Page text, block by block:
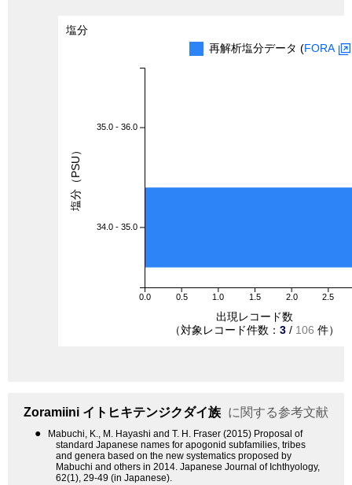
塩分
再解析塩分データ (FORA
0.0 0.5 1.0 1.5 2.0 2.5
35.0 - 36.0
34.0 - 35.0
出現レコード数
（対象レコード件数： 3 / 106 件）
塩分（PSU）
Zoramiini イトヒキテンジクダイ族 に関する参考文献
●
Mabuchi, K., M. Hayashi and T. H. Fraser (2015) Proposal of
standard Japanese names for apogonid subfamilies, tribes
and genera based on the new systematics proposed by
Mabuchi and others in 2014. Japanese Journal of Ichthyology,
62(1), 29-49 (in Japanese).